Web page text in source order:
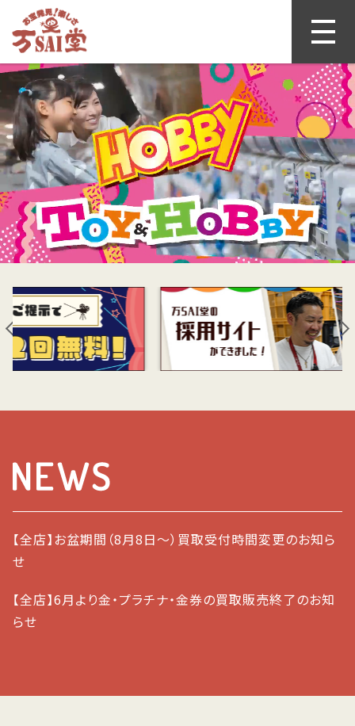
【全店】お盆期間（8月8日～）買取受付時間変更のお知ら
せ
【全店】6月より金・プラチナ・金券の買取販売終了のお知
らせ